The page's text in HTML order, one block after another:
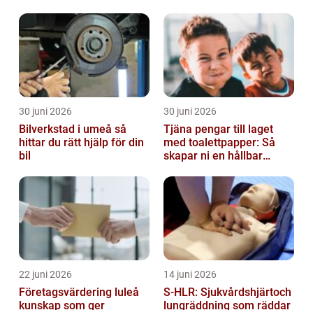
30 juni 2026
Bilverkstad i umeå så
hittar du rätt hjälp för din
bil
30 juni 2026
Tjäna pengar till laget
med toalettpapper: Så
skapar ni en hållbar
22 juni 2026
Företagsvärdering luleå
kunskap som ger
14 juni 2026
S-HLR: Sjukvårdshjärtoch
lungräddning som räddar